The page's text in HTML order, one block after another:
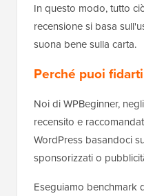
In questo modo, tutto
recensione si basa
suona bene sulla carta.
Perché puoi
Noi di WPBeginner,
recensito e
WordPress basandoci
sponsorizzati o
Eseguiamo benchmark